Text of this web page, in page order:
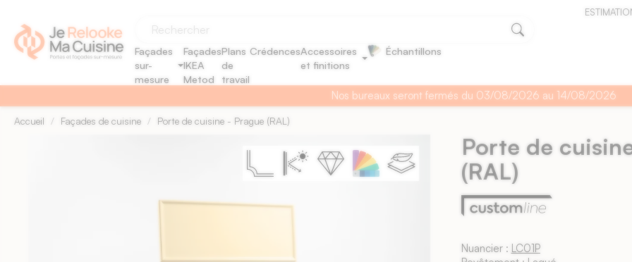
Façades
sur-
mesure
Façades
IKEA
Metod
Plans
de
travail
CrédencesAccessoires
et finitions
Échantillons
Nos bureaux seront fermés du 03/08/2026 au 14/08/2026
Accueil Façades de cuisine Porte de cuisine - Prague (RAL)
Porte de
(RAL)
Nuancier : LC01P